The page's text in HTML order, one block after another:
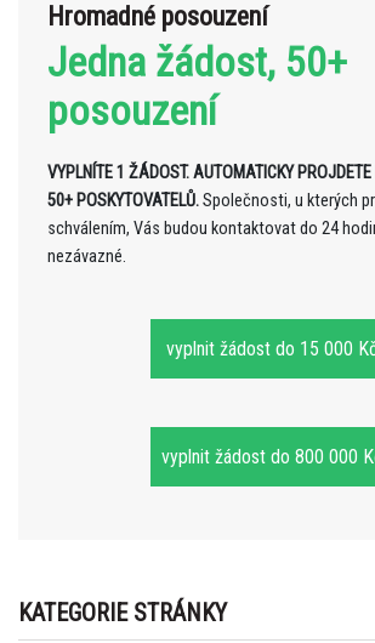
Hromadné posouzení
Jedna žádost, 50+
posouzení
VYPLNÍTE 1 ŽÁDOST. AUTOMATICKY
50+ POSKYTOVATELŮ.Společnosti, u kterých
schválením, Vás budou kontaktovat do 24
nezávazné.
vyplnit žádost do 15 000
vyplnit žádost do 800 000
KATEGORIE STRÁNKY